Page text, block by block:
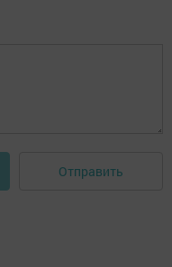
Отправить